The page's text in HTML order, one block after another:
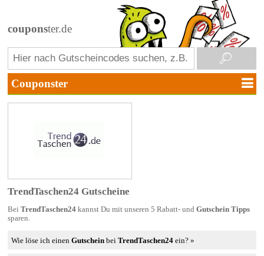
couponster.de
TrendTaschen24 Gutscheine
Bei TrendTaschen24kannst Du mit unseren 5 Rabatt- und Gutschein Tipps
sparen.
Wie löse ich einenGutschein beiTrendTaschen24 ein? »